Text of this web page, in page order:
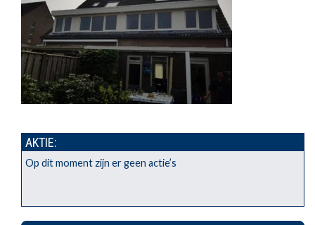
AKTIE:
Op dit moment zijn er geen actie’s